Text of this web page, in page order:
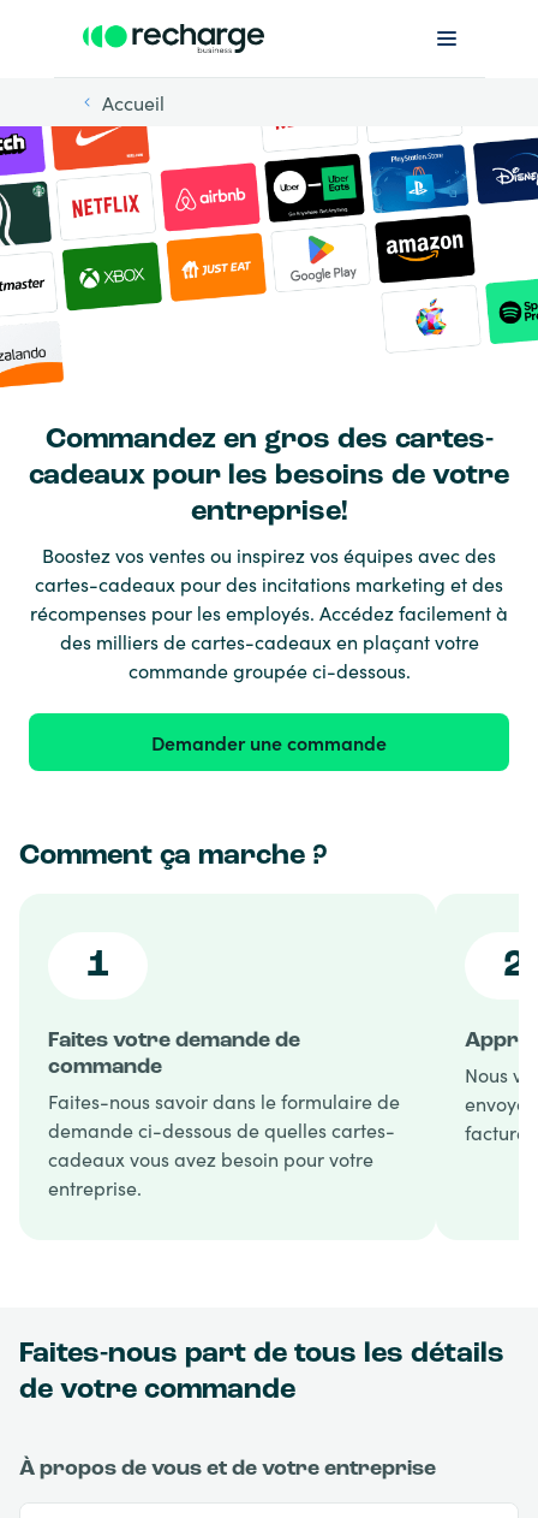
Accueil
Commandez en gros des cartes-
cadeaux pour les besoins de votre
entreprise!
Boostez vos ventes ou inspirez vos équipes avec des
cartes-cadeaux pour des incitations marketing et des
récompenses pour les employés. Accédez facilement à
des milliers de cartes-cadeaux en plaçant votre
commande groupée ci-dessous.
Demander une commande
Comment ça marche ?
1
Faites votre demande de
commande
Faites-nous savoir dans le formulaire de
demande ci-dessous de quelles cartes-
cadeaux vous avez besoin pour votre
entreprise.
2
Nous
facture.
Faites-nous part de tous les détails
de votre commande
À propos de vous et de votre entreprise